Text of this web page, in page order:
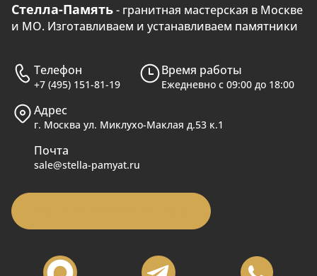
Стелла-Память- гранитная мастерская в Москве
и МО. Изготавливаем и устанавливаем памятники
Телефон
+7 (495) 151-81-19
Время работы
Ежедневно с 09:00 до 18:00
Адрес
г. Москва ул. Миклухо-Маклая д.53 к.1
Почта
sale@stella-pamyat.ru